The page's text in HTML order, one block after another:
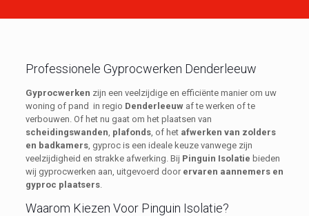
Professionele Gyprocwerken Denderleeuw
Gyprocwerken zijn een veelzijdige en efficiënte manier om uw
woning of pand in regio Denderleeuwaf te werken of te
verbouwen. Of het nu gaat om het plaatsen van
scheidingswanden plafonds, of het afwerken van zolders
en badkamers, gyproc is een ideale keuze vanwege zijn
veelzijdigheid en strakke afwerking. Bij Pinguin Isolatie bieden
wij gyprocwerken aan, uitgevoerd door ervaren aannemers en
gyproc plaatsers.
Waarom Kiezen Voor Pinguin Isolatie?